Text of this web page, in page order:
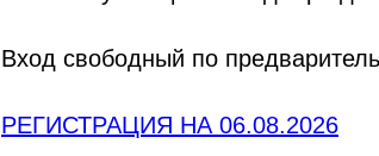
Вход свободный по
РЕГИСТРАЦИЯ НА 06.08.2026